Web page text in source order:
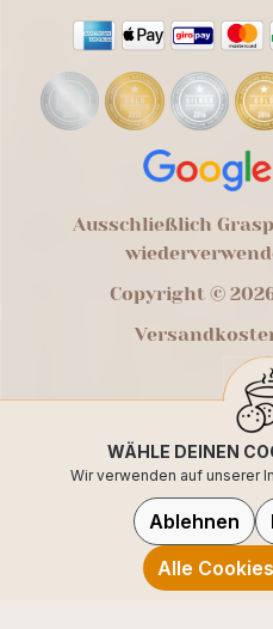
Ausschließlich
Copyright ©
WÄHLE DEINEN
Wir verwenden auf unserer
Ablehnen
Alle